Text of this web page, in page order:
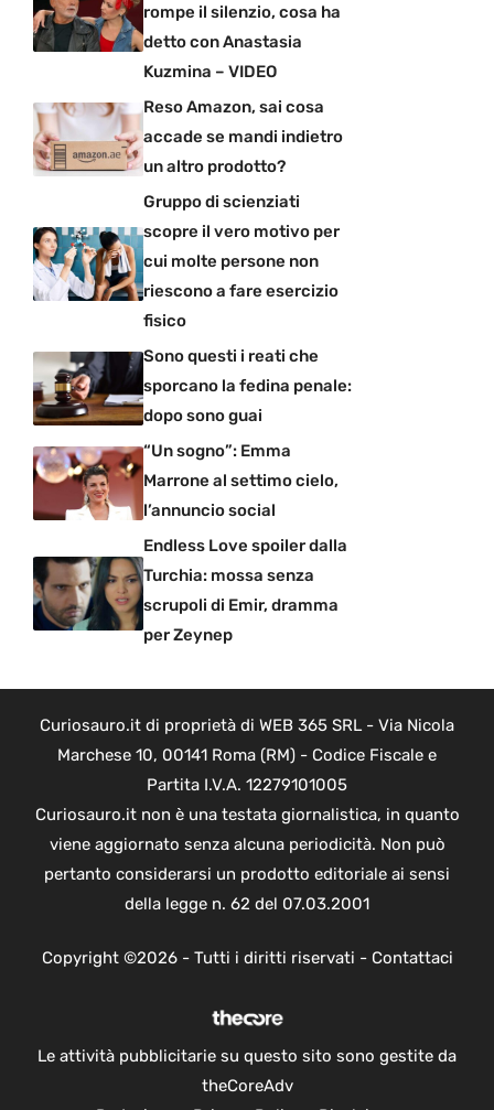
rompe il silenzio, cosa ha
detto con Anastasia
Kuzmina – VIDEO
Reso Amazon, sai cosa
accade se mandi indietro
un altro prodotto?
Gruppo di scienziati
scopre il vero motivo per
cui molte persone non
riescono a fare esercizio
fisico
Sono questi i reati che
sporcano la fedina penale:
dopo sono guai
“Un sogno”: Emma
Marrone al settimo cielo,
l’annuncio social
Endless Love spoiler dalla
Turchia: mossa senza
scrupoli di Emir, dramma
per Zeynep
Curiosauro.it di proprietà di WEB 365 SRL - Via Nicola
Marchese 10, 00141 Roma (RM) - Codice Fiscale e
Partita I.V.A. 12279101005
Curiosauro.it non è una testata giornalistica, in quanto
viene aggiornato senza alcuna periodicità. Non può
pertanto considerarsi un prodotto editoriale ai sensi
della legge n. 62 del 07.03.2001
Copyright ©2026 - Tutti i diritti riservati - Contattaci
Le attività pubblicitarie su questo sito sono gestite da
theCoreAdv